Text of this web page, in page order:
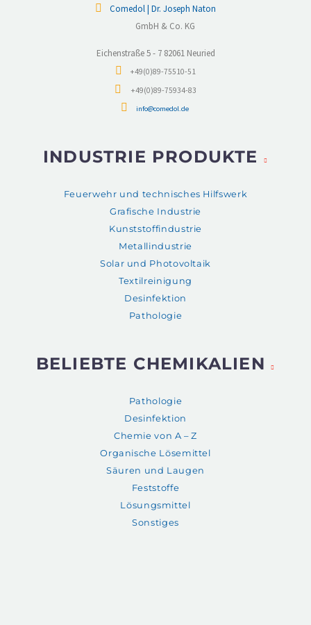
Comedol | Dr. Joseph Naton
GmbH & Co. KG
Eichenstraße 5 - 7 82061 Neuried
+49(0)89-75510-51
+49(0)89-75934-83
info@comedol.de
INDUSTRIE PRODUKTE
Feuerwehr und technisches Hilfswerk
Grafische Industrie
Kunststoffindustrie
Metallindustrie
Solar und Photovoltaik
Textilreinigung
Desinfektion
Pathologie
BELIEBTE CHEMIKALIEN
Pathologie
Desinfektion
Chemie von A – Z
Organische Lösemittel
Säuren und Laugen
Feststoffe
Lösungsmittel
Sonstiges